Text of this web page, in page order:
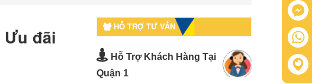
đãi HỖ TRỢ TƯ VẤN
Hỗ Trợ Khách Hàng Tại
Quận 1